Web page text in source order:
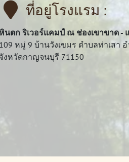
ที่อยู่โรงแรม :
หินตก ริเวอร์แคมป์ ณ ช่องเขาขาด -
109 หมู่ 9 บ้านวังเขมร ตำบลท่าเสา
จังหวัดกาญจนบุรี 71150